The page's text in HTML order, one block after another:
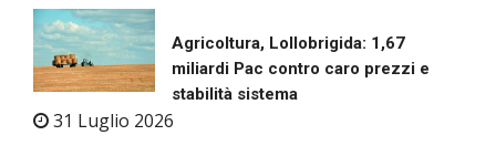
Agricoltura, Lollobrigida: 1,67
miliardi Pac contro caro prezzi e
stabilità sistema
31 Luglio 2026